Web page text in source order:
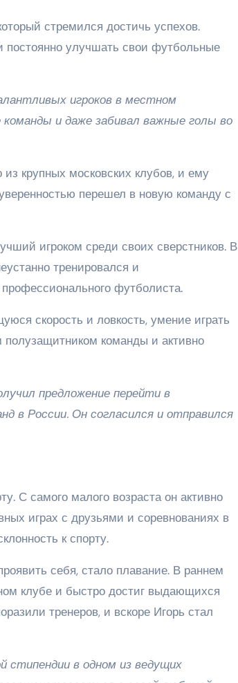
стремился достичь успехов.
постоянно улучшать свои футбольные
игроков в местном
и даже забивал важные голы во
крупных московских клубов, и ему
перешел в новую команду с
игроком среди своих сверстников. В
тренировался и
футболиста.
скорость и ловкость, умение играть
полузащитником команды и активно
предложение перейти в
в России. Он согласился и отправился
С самого малого возраста он активно
играх с друзьями и соревнованиях в
к спорту.
себя, стало плавание. В раннем
клубе и быстро достиг выдающихся
тренеров, и вскоре Игорь стал
стипендии в одном из ведущих